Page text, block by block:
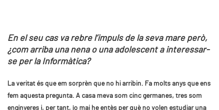
En el seu cas va rebre l’impuls de la seva mare però,
¿com arriba una nena o una adolescent a interessar-
se per la Informàtica?
La veritat és que em sorprèn que no hi arribin. Fa molts anys que ens
fem aquesta pregunta. A casa meva som cinc germanes, tres som
enginyeres i, per tant, jo mai he entès per què no volen estudiar una